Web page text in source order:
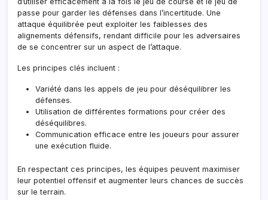
passe pour garder les défenses dans l’incertitude. Une
attaque équilibrée peut exploiter les faiblesses des
alignements défensifs, rendant difficile pour les adversaires
de se concentrer sur un aspect de l’attaque.
Les principes clés incluent :
Variété dans les appels de jeu pour déséquilibrer les
défenses.
Utilisation de différentes formations pour créer des
déséquilibres.
Communication efficace entre les joueurs pour assurer
une exécution fluide.
En respectant ces principes, les équipes peuvent maximiser
leur potentiel offensif et augmenter leurs chances de succès
sur le terrain.